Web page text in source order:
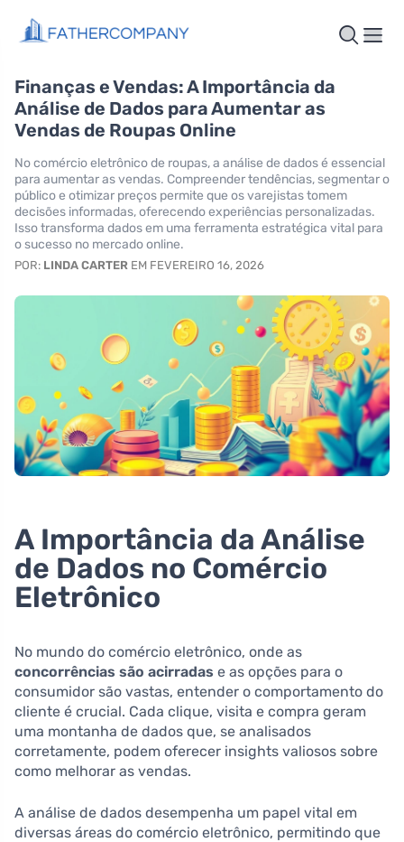
Finanças e Vendas: A Importância da
Análise de Dados para Aumentar as
Vendas de Roupas Online
No comércio eletrônico de roupas, a análise de dados é essencial
para aumentar as vendas. Compreender tendências, segmentar o
público e otimizar preços permite que os varejistas tomem
decisões informadas, oferecendo experiências personalizadas.
Isso transforma dados em uma ferramenta estratégica vital para
o sucesso no mercado online.
POR: LINDA CARTER EM FEVEREIRO 16, 2026
A Importância da Análise
de Dados no Comércio
Eletrônico
No mundo do comércio eletrônico, onde as
concorrências são acirradas e as opções para o
consumidor são vastas, entender o comportamento do
cliente é crucial. Cada clique, visita e compra geram
uma montanha de dados que, se analisados
corretamente, podem oferecer insights valiosos sobre
como melhorar as vendas.
A análise de dados desempenha um papel vital em
diversas áreas do comércio eletrônico, permitindo que